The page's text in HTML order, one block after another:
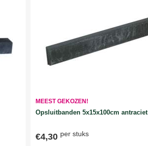
MEEST GEKOZEN!
Opsluitbanden 5x15x100cm antraciet
€4,30 per stuks